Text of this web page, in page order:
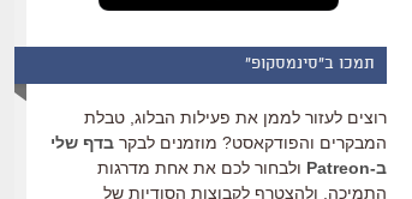
תמכו ב"סינמסקופ"
רוצים לעזור לממן את פעילות הבלוג, טבלת
המבקרים והפודקאסט? מוזמנים לבקר בדף שלי
ב-Patreon
ולבחור לכם את אחת מדרגות
התמיכה, ולהצטרף לקבוצות הסודיות של